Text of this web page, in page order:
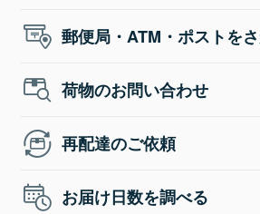
郵便局・ATM・ポストを
荷物のお問い合わせ
再配達のご依頼
お届け日数を調べる